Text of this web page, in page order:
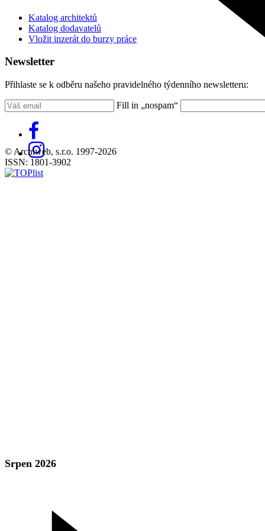
Srpen 2026
Katalog architektů
Katalog dodavatelů
Vložit inzerát do burzy práce
Newsletter
Přihlaste se k odběru našeho pravidelného týdenního newsletteru:
Fill in „nospam“
© Archiweb, s.r.o. 1997-2026
ISSN: 1801-3902